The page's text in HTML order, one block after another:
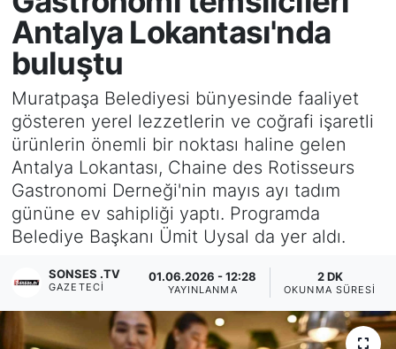
Antalya Lokantası'nda
buluştu
Muratpaşa Belediyesi bünyesinde faaliyet
gösteren yerel lezzetlerin ve coğrafi işaretli
ürünlerin önemli bir noktası haline gelen
Antalya Lokantası, Chaine des Rotisseurs
Gastronomi Derneği'nin mayıs ayı tadım
gününe ev sahipliği yaptı. Programda
Belediye Başkanı Ümit Uysal da yer aldı.
SONSES .TV
GAZETECI
01.06.2026 - 12:28
YAYINLANMA
2 DK
OKUNMA SÜRESI
GÜNÜN MANŞETİ
DÜNYA
KÜLTÜR - SANAT
MAGAZİN
SAĞLIK
Siyaset
YEREL HABER
Mersin Trafik Yoğunluk Haritası
Süper Lig Puan Durumu ve Fikstür
Tüm Manşetler
Son Dakika Haberleri
Haber Arşivi